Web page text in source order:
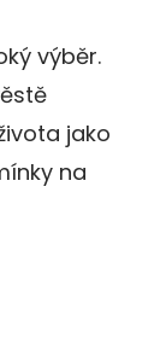
výběr.
jako
na